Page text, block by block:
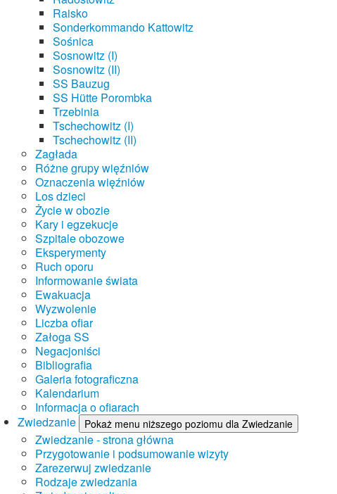
Raisko
Sonderkommando Kattowitz
Sośnica
Sosnowitz (I)
Sosnowitz (II)
SS Bauzug
SS Hütte Porombka
Trzebinia
Tschechowitz (I)
Tschechowitz (II)
Zagłada
Różne grupy więźniów
Oznaczenia więźniów
Los dzieci
Życie w obozie
Kary i egzekucje
Szpitale obozowe
Eksperymenty
Ruch oporu
Informowanie świata
Ewakuacja
Wyzwolenie
Liczba ofiar
Załoga SS
Negacjoniści
Bibliografia
Galeria fotograficzna
Kalendarium
Informacja o ofiarach
Zwiedzanie
Pokaż menu niższego poziomu dla Zwiedzanie
Zwiedzanie - strona główna
Przygotowanie i podsumowanie wizyty
Zarezerwuj zwiedzanie
Rodzaje zwiedzania